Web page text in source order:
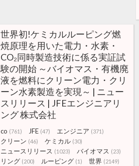
世界初!ケミカルルーピング燃
焼原理を用いた電力・水素・
CO₂同時製造技術に係る実証試
験の開始 ～バイオマス・有機廃
液を燃料にクリーン電力・クリ
ーン水素製造を実現～ | ニュー
スリリース | JFEエンジニアリ
ング 株式会社
co (761) JFE (47) エンジニア (371)
クリーン (46) ケミカル (30)
ニュースリリース (1023) バイオマス (23)
リング (200) ルーピング (1) 世界 (2149)